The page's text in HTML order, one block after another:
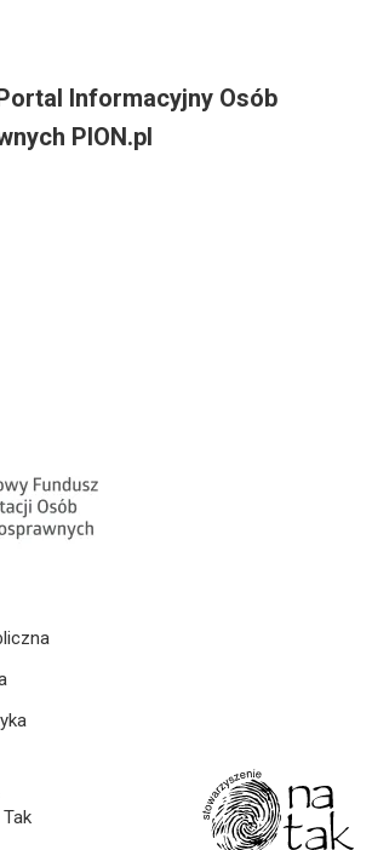
Informacyjny Osób
PION.pl